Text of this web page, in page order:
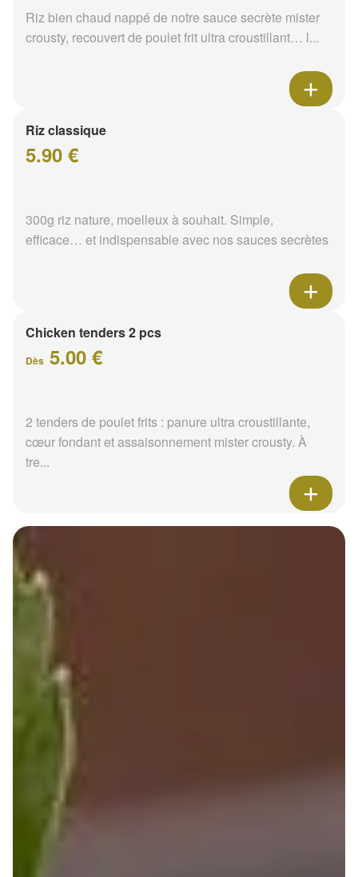
Riz bien chaud nappé de notre sauce secrète mister
crousty, recouvert de poulet frit ultra croustillant… l...
Riz classique
5.90 €
300g riz nature, moelleux à souhait. Simple,
efficace… et indispensable avec nos sauces secrètes
Chicken tenders 2 pcs
Dès 5.00 €
2 tenders de poulet frits : panure ultra croustillante,
cœur fondant et assaisonnement mister crousty. À
tre...